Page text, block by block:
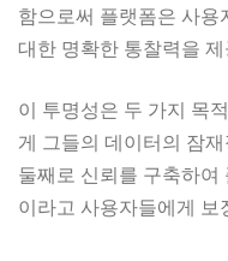
함으로써 플랫폼은 사용
대한 명확한 통찰력을
이 투명성은 두 가지 목
게 그들의 데이터의 잠
둘째로 신뢰를 구축하여
이라고 사용자들에게 보